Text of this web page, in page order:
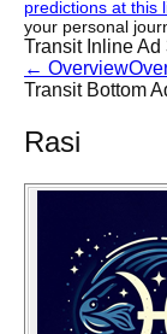
predictions at this
your personal
Transit Inline Ad
← Overview
Transit Bottom
Rasi